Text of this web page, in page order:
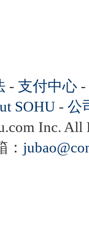
- 支付中心 -
SOHU - 公
Inc.